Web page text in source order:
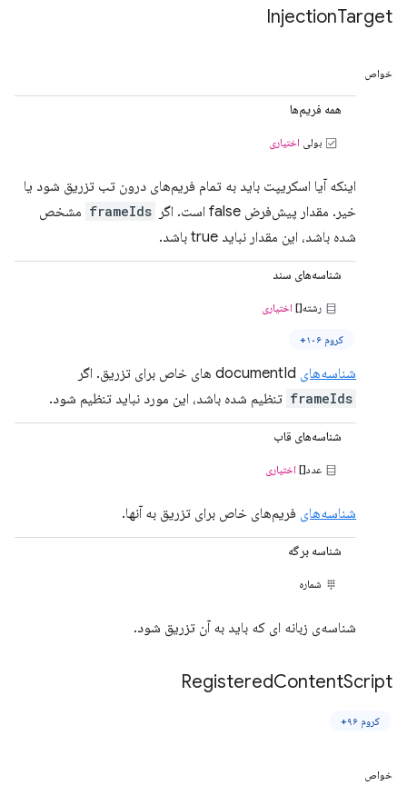
InjectionTarget
خواص
همه فریم‌ها
بولی اختیاری
اینکه آیا اسکریپت باید به تمام فریم‌های درون تب تزریق شود یا
خیر. مقدار پیش‌فرض false است. اگر
frameIds مشخص
شده باشد، این مقدار نباید true باشد.
شناسه‌های سند
رشته[] اختیاری
کروم ۱۰۶+
شناسه‌های
frameIds تنظیم شده باشد، این مورد نباید تنظیم شود.
شناسه‌های قاب
عدد[] اختیاری
شناسه‌های فریم‌های خاص برای تزریق به آنها.
شناسه برگه
شماره
شناسه‌ی زبانه ای که باید به آن تزریق شود.
RegisteredContentScript
کروم ۹۶+
خواص